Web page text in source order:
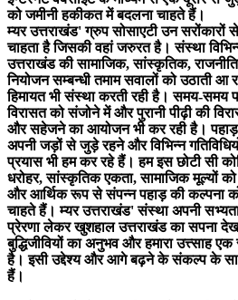
को जमीनी हकीकत में बदलना चाहते हैं।
म्यर उत्तराखंड' ग्रुप सोसाएटी उन
चाहता है जिसकी वहां जरुरत है। संस्था
उत्तराखंड की सामाजिक, सांस्कृतिक,
नियोजन सम्बन्धी तमाम सवालों को उठाती
हिमायत भी संस्था करती रही है। समय-समय
विरासत को संजोने में और पुरानी पीढ़ी की
और सहेजने का आयोजन भी कर रही है। पहाड़
अपनी जड़ों से जुड़े रहने और विभिन्न
प्रयास भी हम कर रहे हैं। हम इस छोटी सी
धरोहर, सांस्कृतिक एकता, सामाजिक मूल्यों
और आर्थिक रूप से संपन्न पहाड़ की कल्पना
चाहते हैं। म्यर उत्तराखंड' संस्था अपनी
प्रेरणा लेकर खुशहाल उत्तराखंड का सपना
बुद्धिजीवियों का अनुभव और हमारा उत्त्साह
है। इसी उद्देश्य और आगे बढ़ने के संकल्प के
हैं।